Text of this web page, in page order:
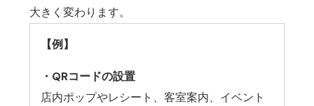
大きく変わります。
【例】
・QRコードの設置
店内ポップやレシート、客室案内、イベント